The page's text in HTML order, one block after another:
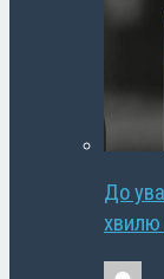
До
хвилю